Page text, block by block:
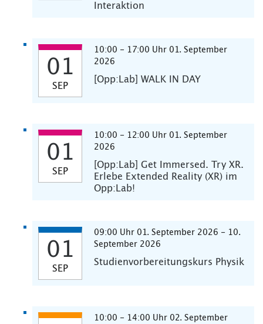
Interaktion
01
SEP
10:00 - 17:00 Uhr 01. September
2026
[Opp:Lab] WALK IN DAY
01
SEP
10:00 - 12:00 Uhr 01. September
2026
[Opp:Lab] Get Immersed. Try XR.
Erlebe Extended Reality (XR) im
Opp:Lab!
01
SEP
09:00 Uhr 01. September 2026 - 10.
September 2026
Studienvorbereitungskurs Physik
10:00 - 14:00 Uhr 02. September